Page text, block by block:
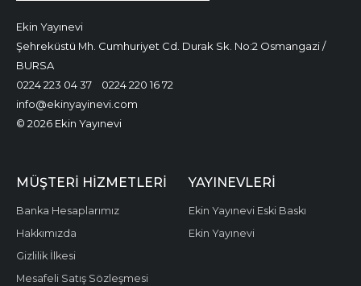
Ekin Yayınevi
Şehreküstü Mh. Cumhuriyet Cd. Durak Sk. No:2 Osmangazi /
BURSA
0224 223 04 37
0224 220 16 72
info@ekinyayinevi.com
© 2026 Ekin Yayınevi
MÜŞTERI HIZMETLERI
Banka Hesaplarımız
Hakkımızda
Gizlilik İlkesi
Mesafeli Satış Sözleşmesi
YAYINEVLERI
Ekin Yayınevi Eski Baskı
Ekin Yayınevi